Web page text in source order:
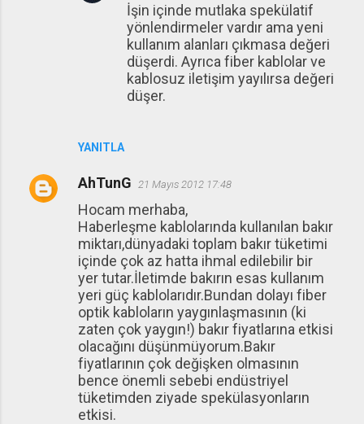
YANITLA
İşin içinde mutlaka spekülatif
yönlendirmeler vardır ama yeni
kullanım alanları çıkmasa değeri
düşerdi. Ayrıca fiber kablolar ve
kablosuz iletişim yayılırsa değeri
düşer.
AhTunG 21 Mayıs 2012 17:48
Hocam merhaba,
Haberleşme kablolarında kullanılan bakır
miktarı,dünyadaki toplam bakır tüketimi
içinde çok az hatta ihmal edilebilir bir
yer tutar.İletimde bakırın esas kullanım
yeri güç kablolarıdır.Bundan dolayı fiber
optik kabloların yaygınlaşmasının (ki
zaten çok yaygın!) bakır fiyatlarına etkisi
olacağını düşünmüyorum.Bakır
fiyatlarının çok değişken olmasının
bence önemli sebebi endüstriyel
tüketimden ziyade spekülasyonların
etkisi.